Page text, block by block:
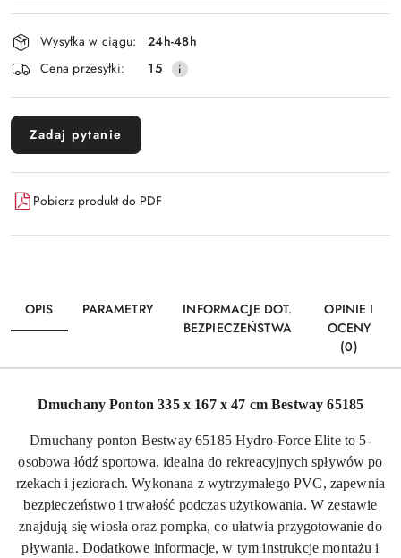
Wyślij
dostawa
Wysyłka w ciągu:
24h-48h
Cena przesyłki:
15
Zadaj pytanie
Pobierz produkt do PDF
OPIS PARAMETRY
INFORMACJE DOT.
BEZPIECZEŃSTWA
OPINIE I
OCENY
(0)
Dmuchany Ponton 335 x 167 x 47 cm Bestway 65185
Dmuchany ponton Bestway 65185 Hydro-Force Elite to 5-
osobowa łódź sportowa, idealna do rekreacyjnych spływów po
rzekach i jeziorach. Wykonana z wytrzymałego PVC, zapewnia
bezpieczeństwo i trwałość podczas użytkowania. W zestawie
znajdują się wiosła oraz pompka, co ułatwia przygotowanie do
pływania. Dodatkowe informacje, w tym instrukcje montażu i